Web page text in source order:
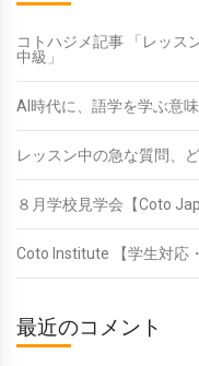
コトハジメ記事 「レッス
中級」
AI時代に、語学を学ぶ意
レッスン中の急な質問、
８月学校見学会【Coto
Coto Institute 【学生対応
最近のコメント